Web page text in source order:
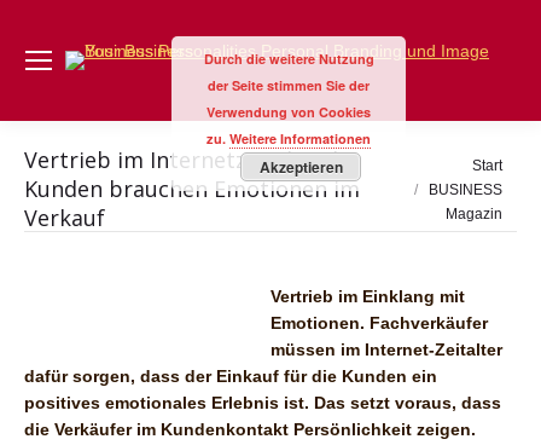
Vertrieb im Internetzeitalter |
Kunden brauchen Emotionen im
Verkauf
Sie befinden sich
hier:
Start
BUSINESS
Magazin
Vertrieb im Einklang mit
Emotionen. Fachverkäufer
müssen im Internet-Zeitalter
dafür sorgen, dass der Einkauf für die Kunden ein
positives emotionales Erlebnis ist. Das setzt voraus, dass
die Verkäufer im Kundenkontakt Persönlichkeit zeigen.
Durch die weitere Nutzung
der Seite stimmen Sie der
Verwendung von Cookies
zu. Weitere Informationen
Akzeptieren